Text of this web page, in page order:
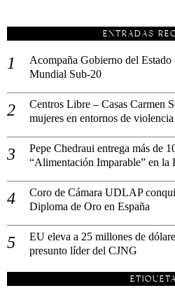
ENTRADAS
Acompaña Gobierno del
Mundial Sub-20
Centros Libre – Casas Carmen
mujeres en entornos de violencia
Pepe Chedraui entrega más de
“Alimentación Imparable” en la
Coro de Cámara UDLAP
Diploma de Oro en España
EU eleva a 25 millones de
presunto líder del CJNG